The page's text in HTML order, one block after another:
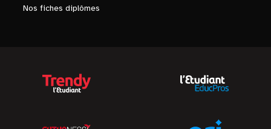
Nos fiches diplômes